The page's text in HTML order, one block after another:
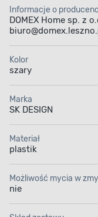
Informacje o
DOMEX Home sp. z
Kolor
szary
Marka
SK DESIGN
Materiał
plastik
Możliwość mycia w
nie